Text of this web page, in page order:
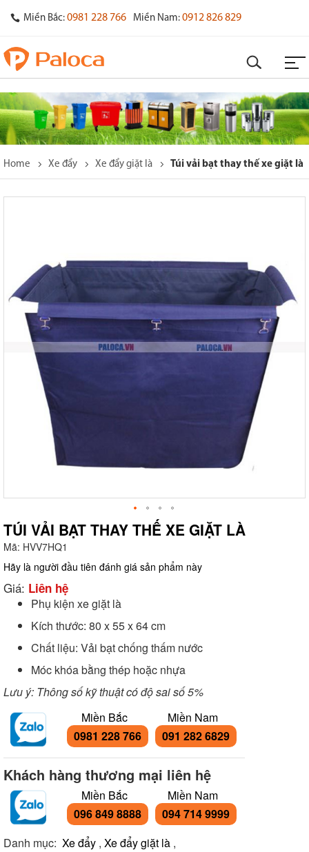
Miền Bắc: 0981 228 766 Miền Nam: 0912 826 829
Home Xe đẩy Xe đẩy giặt là Túi vải bạt thay thế xe giặt là
TÚI VẢI BẠT THAY THẾ XE GIẶT LÀ
Mã: HVV7HQ1
Hãy là người đầu tiên đánh giá sản phẩm này
Giá: Liên hệ
Phụ kiện xe giặt là
Kích thước: 80 x 55 x 64 cm
Chất liệu: Vải bạt chống thấm nước
Móc khóa bằng thép hoặc nhựa
Lưu ý: Thông số kỹ thuật có độ sai số 5%
Miền Bắc
0981 228 766
Miền Nam
091 282 6829
Khách hàng thương mại liên hệ
Miền Bắc
096 849 8888
Miền Nam
094 714 9999
Danh mục: Xe đẩy , Xe đẩy giặt là ,